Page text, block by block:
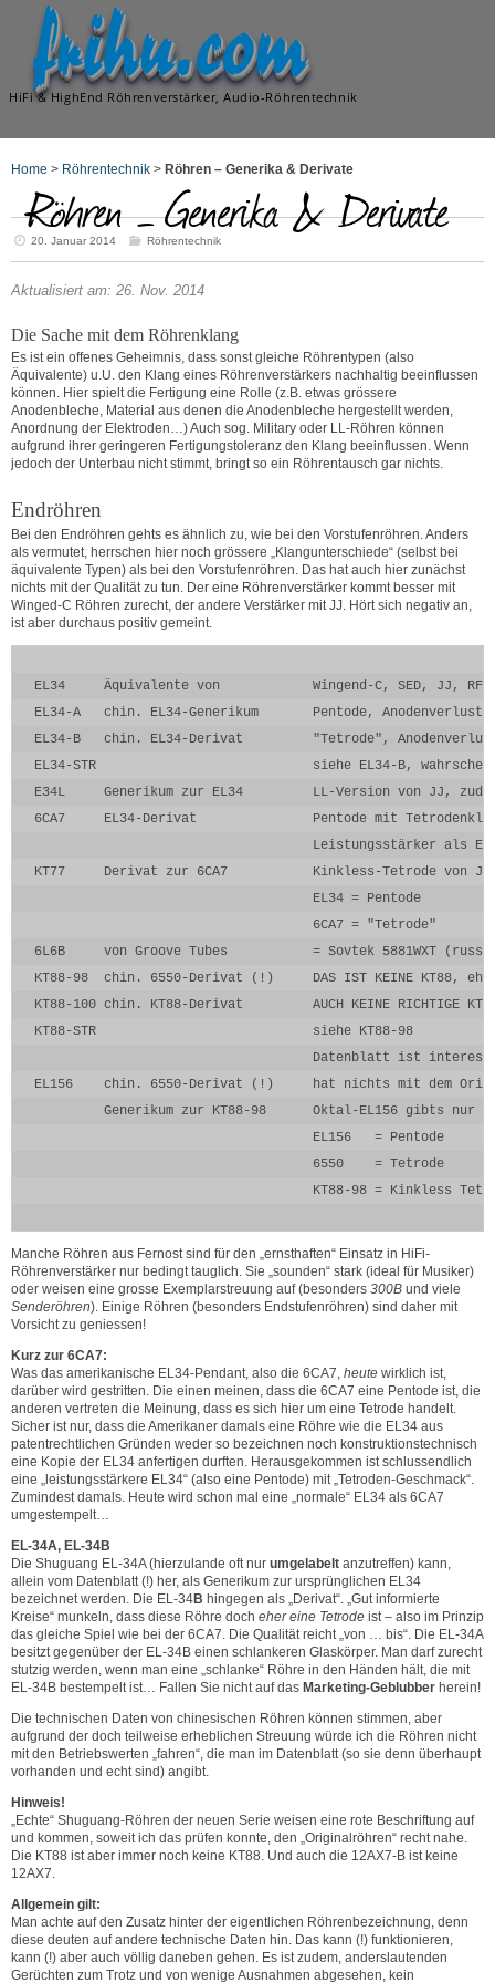
frihu.com
HiFi & HighEnd Röhrenverstärker, Audio-Röhrentechnik
Home > Röhrentechnik > Röhren – Generika & Derivate
Röhren – Generika & Derivate
20. Januar 2014 Röhrentechnik
Aktualisiert am: 26. Nov. 2014
Die Sache mit dem Röhrenklang
Es ist ein offenes Geheimnis, dass sonst gleiche Röhrentypen (also
Äquivalente) u.U. den Klang eines Röhrenverstärkers nachhaltig beeinflussen
können. Hier spielt die Fertigung eine Rolle (z.B. etwas grössere
Anodenbleche, Material aus denen die Anodenbleche hergestellt werden,
Anordnung der Elektroden…) Auch sog. Military oder LL-Röhren können
aufgrund ihrer geringeren Fertigungstoleranz den Klang beeinflussen. Wenn
jedoch der Unterbau nicht stimmt, bringt so ein Röhrentausch gar nichts.
Endröhren
Bei den Endröhren gehts es ähnlich zu, wie bei den Vorstufenröhren. Anders
als vermutet, herrschen hier noch grössere „Klangunterschiede“ (selbst bei
äquivalente Typen) als bei den Vorstufenröhren. Das hat auch hier zunächst
nichts mit der Qualität zu tun. Der eine Röhrenverstärker kommt besser mit
Winged-C Röhren zurecht, der andere Verstärker mit JJ. Hört sich negativ an,
ist aber durchaus positiv gemeint.
EL34     Äquivalente von            Wingend-C, SED, JJ,
EL34-A   chin. EL34-Generikum       Pentode,
EL34-B   chin. EL34-Derivat         "Tetrode",
EL34-STR                            siehe EL34-B,
E34L     Generikum zur EL34         LL-Version von JJ,
6CA7     EL34-Derivat               Pentode mit
Leistungsstärker als
KT77     Derivat zur 6CA7           Kinkless-Tetrode von JJ
                                    EL34 = Pentode
6CA7 =
6L6B     von Groove Tubes           = Sovtek 5881WXT
KT88-98  chin. 6550-Derivat (!)     DAS IST KEINE KT88,
KT88-100 chin. KT88-Derivat         AUCH KEINE RICHTIGE
KT88-STR                            siehe KT88-98
Datenblatt ist
EL156    chin. 6550-Derivat (!)     hat nichts mit dem
Generikum zur KT88-98      Oktal-EL156 gibts nur
                                    EL156   = Pentode
                                    6550    = Tetrode
KT88-98 = Kinkless
Manche Röhren aus Fernost sind für den „ernsthaften“ Einsatz in HiFi-
Röhrenverstärker nur bedingt tauglich. Sie „sounden“ stark (ideal für Musiker)
oder weisen eine grosse Exemplarstreuung auf (besonders 300B und viele
Senderöhren). Einige Röhren (besonders Endstufenröhren) sind daher mit
Vorsicht zu geniessen!
Kurz zur 6CA7:
Was das amerikanische EL34-Pendant, also die 6CA7, heute wirklich ist,
darüber wird gestritten. Die einen meinen, dass die 6CA7 eine Pentode ist, die
anderen vertreten die Meinung, dass es sich hier um eine Tetrode handelt.
Sicher ist nur, dass die Amerikaner damals eine Röhre wie die EL34 aus
patentrechtlichen Gründen weder so bezeichnen noch konstruktionstechnisch
eine Kopie der EL34 anfertigen durften. Herausgekommen ist schlussendlich
eine „leistungsstärkere EL34“ (also eine Pentode) mit „Tetroden-Geschmack“.
Zumindest damals. Heute wird schon mal eine „normale“ EL34 als 6CA7
umgestempelt…
EL-34A, EL-34B
Die Shuguang EL-34A (hierzulande oft nur umgelabelt anzutreffen) kann,
allein vom Datenblatt (!) her, als Generikum zur ursprünglichen EL34
bezeichnet werden. Die EL-34B hingegen als „Derivat“. „Gut informierte
Kreise“ munkeln, dass diese Röhre doch eher eine Tetrode ist – also im Prinzip
das gleiche Spiel wie bei der 6CA7. Die Qualität reicht „von … bis“. Die EL-34A
besitzt gegenüber der EL-34B einen schlankeren Glaskörper. Man darf zurecht
stutzig werden, wenn man eine „schlanke“ Röhre in den Händen hält, die mit
EL-34B bestempelt ist… Fallen Sie nicht auf das Marketing-Geblubber herein!
Die technischen Daten von chinesischen Röhren können stimmen, aber
aufgrund der doch teilweise erheblichen Streuung würde ich die Röhren nicht
mit den Betriebswerten „fahren“, die man im Datenblatt (so sie denn überhaupt
vorhanden und echt sind) angibt.
Hinweis!
„Echte“ Shuguang-Röhren der neuen Serie weisen eine rote Beschriftung auf
und kommen, soweit ich das prüfen konnte, den „Originalröhren“ recht nahe.
Die KT88 ist aber immer noch keine KT88. Und auch die 12AX7-B ist keine
12AX7.
Allgemein gilt:
Man achte auf den Zusatz hinter der eigentlichen Röhrenbezeichnung, denn
diese deuten auf andere technische Daten hin. Das kann (!) funktionieren,
kann (!) aber auch völlig daneben gehen. Es ist zudem, anderslautenden
Gerüchten zum Trotz und von wenige Ausnahmen abgesehen, kein